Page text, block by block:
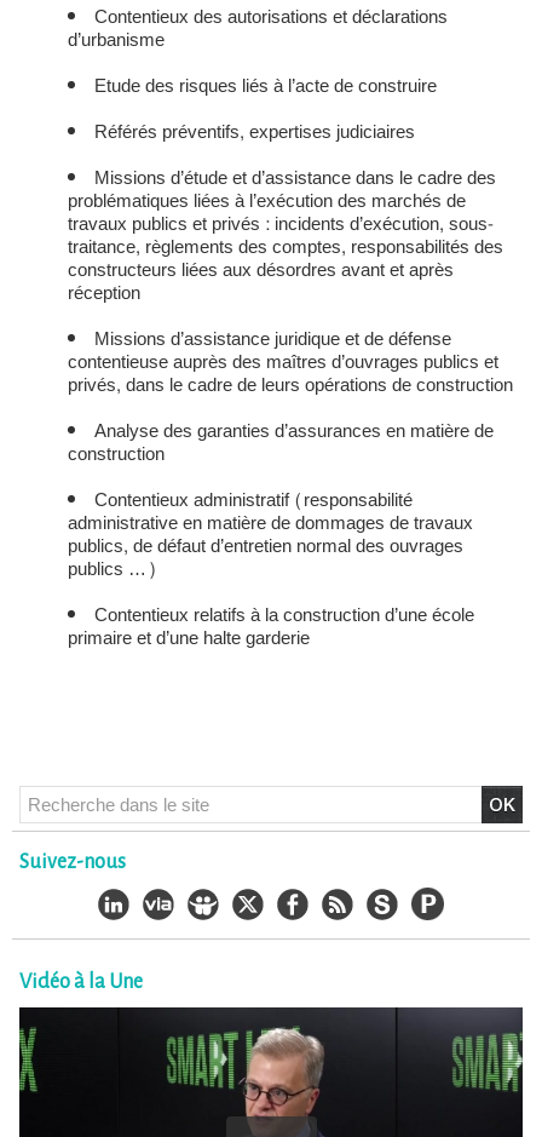
Contentieux des autorisations et déclarations
d’urbanisme
Etude des risques liés à l’acte de construire
Référés préventifs, expertises judiciaires
Missions d’étude et d’assistance dans le cadre des
problématiques liées à l’exécution des marchés de
travaux publics et privés : incidents d’exécution, sous-
traitance, règlements des comptes, responsabilités des
constructeurs liées aux désordres avant et après
réception
Missions d’assistance juridique et de défense
contentieuse auprès des maîtres d’ouvrages publics et
privés, dans le cadre de leurs opérations de construction
Analyse des garanties d’assurances en matière de
construction
Contentieux administratif (responsabilité
administrative en matière de dommages de travaux
publics, de défaut d’entretien normal des ouvrages
publics …)
Contentieux relatifs à la construction d’une école
primaire et d’une halte garderie
Suivez-nous
Vidéo à la Une